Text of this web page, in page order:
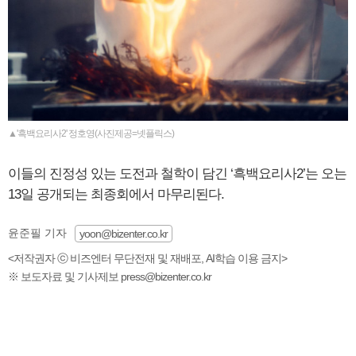
▲'흑백요리사2' 정호영(사진제공=넷플릭스)
이들의 진정성 있는 도전과 철학이 담긴 ‘흑백요리사2’는 오는
13일 공개되는 최종회에서 마무리된다.
윤준필 기자
yoon@bizenter.co.kr
<저작권자 ⓒ 비즈엔터 무단전재 및 재배포, AI학습 이용 금지>
※ 보도자료 및 기사제보 press@bizenter.co.kr